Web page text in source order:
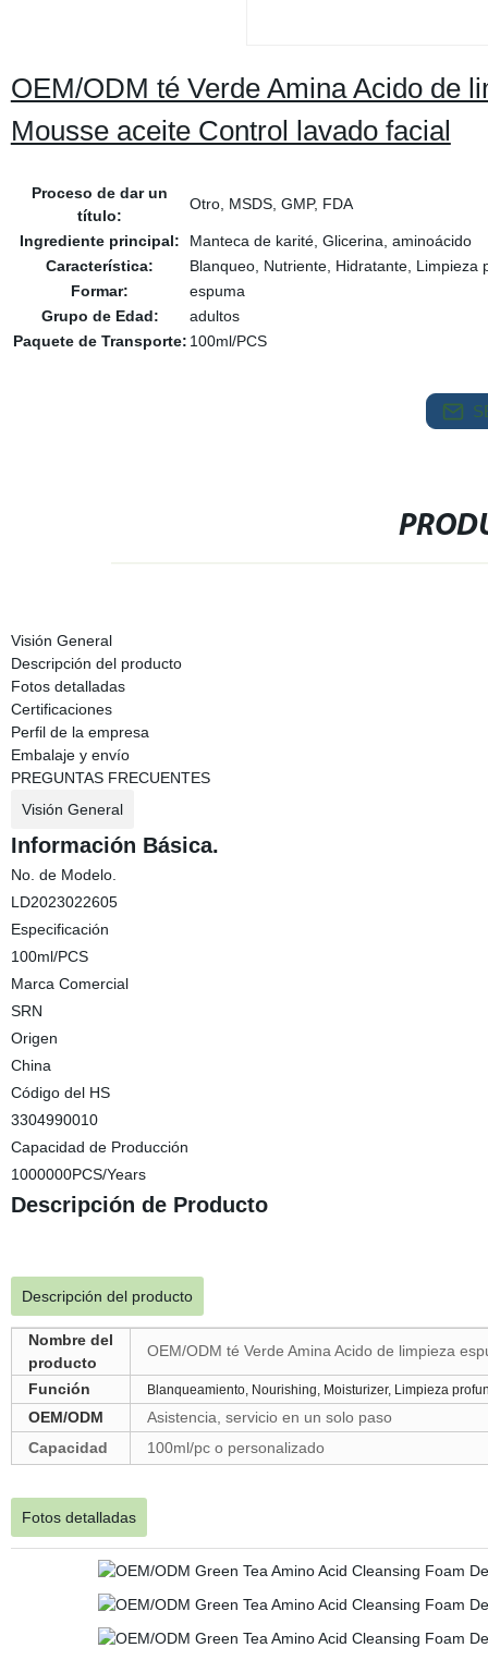
OEM/ODM té Verde Amina Acido de
Mousse aceite Control lavado facial
Proceso de dar un
título:
Otro, MSDS, GMP, FDA
Ingrediente principal:
Manteca de karité, Glicerina, aminoácido
Característica:
Blanqueo, Nutriente, Hidratante, Limpieza
Formar:
espuma
Grupo de Edad:
adultos
Paquete de Transporte: 100ml/PCS
Visión General
Descripción del producto
Fotos detalladas
Certificaciones
Perfil de la empresa
Embalaje y envío
PREGUNTAS FRECUENTES
Visión General
Información Básica.
No. de Modelo.
LD2023022605
Especificación
100ml/PCS
Marca Comercial
SRN
Origen
China
Código del HS
3304990010
Capacidad de Producción
1000000PCS/Years
Descripción de Producto
Descripción del producto
Nombre del
producto
OEM/ODM té Verde Amina Acido de limpieza
Función Blanqueamiento, Nourishing, Moisturizer, Limpieza
OEM/ODM
Asistencia, servicio en un solo paso
Capacidad
100ml/pc o personalizado
Fotos detalladas